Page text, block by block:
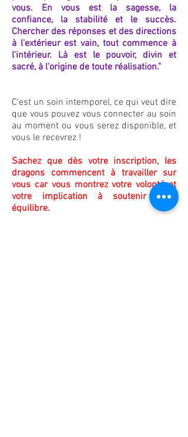
vous. En vous est la sagesse, la
confiance, la stabilité et le succès.
Chercher des réponses et des directions
à l'extérieur est vain, tout commence à
l'intérieur. Là est le pouvoir, divin et
sacré, à l'origine de toute réalisation."
C'est un soin intemporel, ce qui veut dire
que vous pouvez vous connecter au soin
au moment ou vous serez disponible, et
vous le recevrez !
Sachez que dès votre inscription, les
dragons commencent à travailler sur
vous car vous montrez votre volonté et
votre implication à soutenir votre
équilibre.